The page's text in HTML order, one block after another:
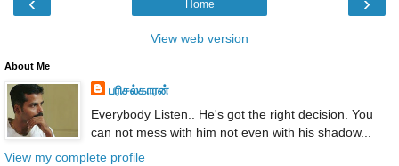
Home
View web version
About Me
பரிசல்காரன்
Everybody Listen.. He's got the right decision. You
can not mess with him not even with his shadow...
View my complete profile